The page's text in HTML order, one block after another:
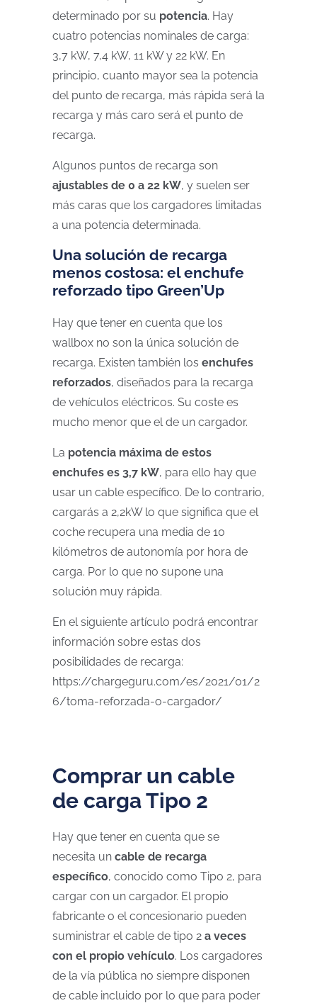
determinado por su potencia. Hay
cuatro potencias nominales de carga:
3,7 kW, 7,4 kW, 11 kW y 22 kW. En
principio, cuanto mayor sea la potencia
del punto de recarga, más rápida será la
recarga y más caro será el punto de
recarga.
Algunos puntos de recarga son
ajustables de 0 a 22 kW, y suelen ser
más caras que los cargadores limitadas
a una potencia determinada.
Una solución de recarga
menos costosa: el enchufe
reforzado tipo Green’Up
Hay que tener en cuenta que los
wallbox no son la única solución de
recarga. Existen también los enchufes
reforzados, diseñados para la recarga
de vehículos eléctricos. Su coste es
mucho menor que el de un cargador.
La potencia máxima de estos
enchufes es 3,7 kW, para ello hay que
usar un cable específico. De lo contrario,
cargarás a 2,2kW lo que significa que el
coche recupera una media de 10
kilómetros de autonomía por hora de
carga. Por lo que no supone una
solución muy rápida.
En el siguiente artículo podrá encontrar
información sobre estas dos
posibilidades de recarga:
https://chargeguru.com/es/2021/01/2
6/toma-reforzada-o-cargador/
Comprar un cable
de carga Tipo 2
Hay que tener en cuenta que se
necesita un cable de recarga
específico, conocido como Tipo 2, para
cargar con un cargador. El propio
fabricante o el concesionario pueden
suministrar el cable de tipo 2 a veces
con el propio vehículo. Los cargadores
de la vía pública no siempre disponen
de cable incluido por lo que para poder